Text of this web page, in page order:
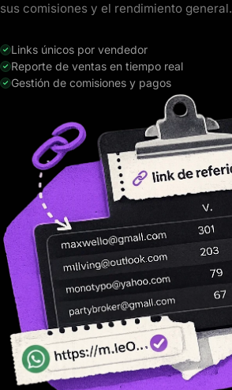
sus comisiones y el rendimiento general.
Links únicos por vendedor
Reporte de ventas en tiempo real
Gestión de comisiones y pagos